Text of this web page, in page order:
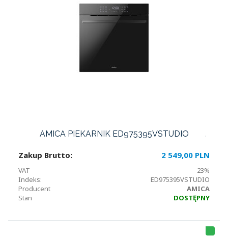
AMICA PIEKARNIK ED975395VSTUDIO
Zakup Brutto: 2 549,00 PLN
VAT
23%
Indeks:
ED975395VSTUDIO
Producent
AMICA
Stan
DOSTĘPNY